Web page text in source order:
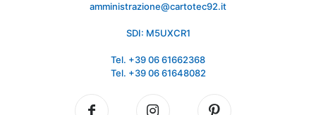
amministrazione@cartotec92.it
SDI: M5UXCR1
Tel. +39 06 61662368
Tel. +39 06 61648082